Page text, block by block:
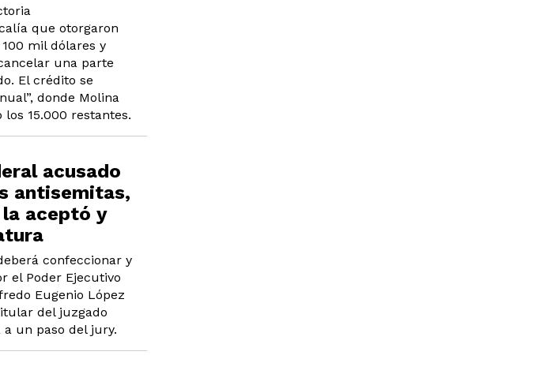
que otorgaron
mil dólares y
una parte
El crédito se
donde Molina
15.000 restantes.
acusado
antisemitas,
aceptó y
confeccionar y
el Poder Ejecutivo
Eugenio López
del juzgado
un paso del jury.